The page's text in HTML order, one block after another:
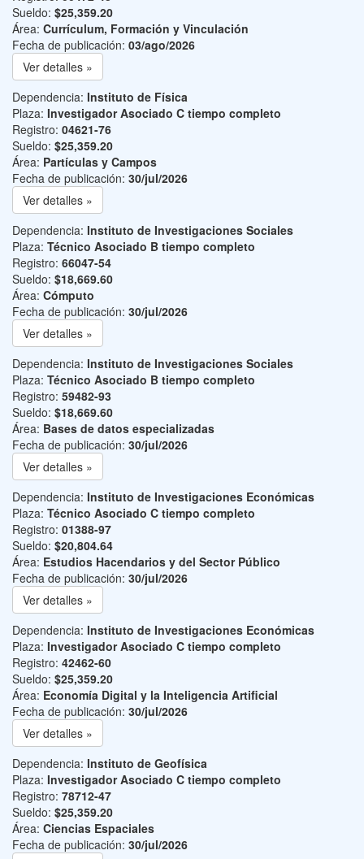
Sueldo: $25,359.20
Área: Currículum, Formación y Vinculación
Fecha de publicación: 03/ago/2026
Ver detalles »
Dependencia: Instituto de Física
Plaza: Investigador Asociado C tiempo completo
Registro: 04621-76
Sueldo: $25,359.20
Área: Partículas y Campos
Fecha de publicación: 30/jul/2026
Ver detalles »
Dependencia: Instituto de Investigaciones Sociales
Plaza: Técnico Asociado B tiempo completo
Registro: 66047-54
Sueldo: $18,669.60
Área: Cómputo
Fecha de publicación: 30/jul/2026
Ver detalles »
Dependencia: Instituto de Investigaciones Sociales
Plaza: Técnico Asociado B tiempo completo
Registro: 59482-93
Sueldo: $18,669.60
Área: Bases de datos especializadas
Fecha de publicación: 30/jul/2026
Ver detalles »
Dependencia: Instituto de Investigaciones Económicas
Plaza: Técnico Asociado C tiempo completo
Registro: 01388-97
Sueldo: $20,804.64
Área: Estudios Hacendarios y del Sector Público
Fecha de publicación: 30/jul/2026
Ver detalles »
Dependencia: Instituto de Investigaciones Económicas
Plaza: Investigador Asociado C tiempo completo
Registro: 42462-60
Sueldo: $25,359.20
Área: Economía Digital y la Inteligencia Artificial
Fecha de publicación: 30/jul/2026
Ver detalles »
Dependencia: Instituto de Geofísica
Plaza: Investigador Asociado C tiempo completo
Registro: 78712-47
Sueldo: $25,359.20
Área: Ciencias Espaciales
Fecha de publicación: 30/jul/2026